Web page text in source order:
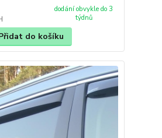
dodání obvykle do 3
týdnů
do košíku